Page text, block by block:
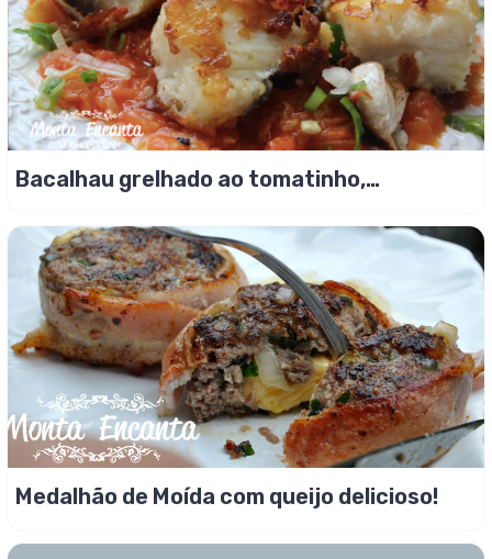
Bacalhau grelhado ao tomatinho,
Medalhão de Moída com queijo delicioso!